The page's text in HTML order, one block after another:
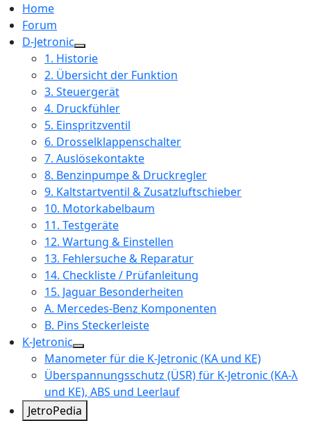
Home
Forum
D-Jetronic
1. Historie
2. Übersicht der Funktion
3. Steuergerät
4. Druckfühler
5. Einspritzventil
6. Drosselklappenschalter
7. Auslösekontakte
8. Benzinpumpe & Druckregler
9. Kaltstartventil & Zusatzluftschieber
10. Motorkabelbaum
11. Testgeräte
12. Wartung & Einstellen
13. Fehlersuche & Reparatur
14. Checkliste / Prüfanleitung
15. Jaguar Besonderheiten
A. Mercedes-Benz Komponenten
B. Pins Steckerleiste
K-Jetronic
Manometer für die K-Jetronic (KA und KE)
Überspannungsschutz (ÜSR) für K-Jetronic (KA-λ
und KE), ABS und Leerlauf
JetroPedia